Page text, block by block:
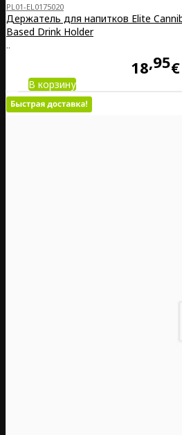
PL01-EL0175020
Держатель для напитков Elite
Based Drink Holder
..
18 95€
В корзину